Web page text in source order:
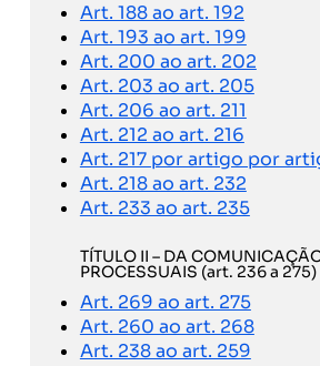
Art. 188 ao art. 192
Art. 193 ao art. 199
Art. 200 ao art. 202
Art. 203 ao art. 205
Art. 206 ao art. 211
Art. 212 ao art. 216
Art. 217 por artigo por
Art. 218 ao art. 232
Art. 233 ao art. 235
TÍTULO II – DA
PROCESSUAIS (art. 236 a 275)
Art. 269 ao art. 275
Art. 260 ao art. 268
Art. 238 ao art. 259